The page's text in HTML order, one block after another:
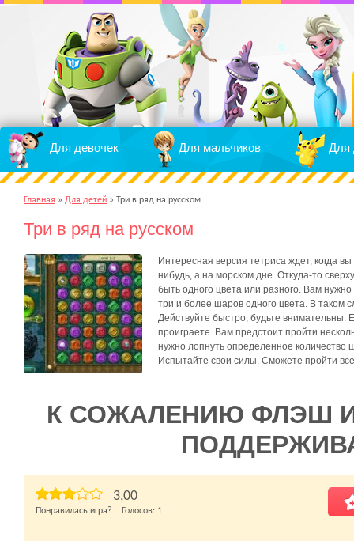
Для девочек Для мальчиков Для
Главная » Для детей » Три в ряд на русском
Три в ряд на русском
Интересная версия тетриса ждет, когда
нибудь, а на морском дне. Откуда-то
быть одного цвета или разного. Вам
три и более шаров одного цвета. В таком
Действуйте быстро, будьте
проиграете. Вам предстоит пройти
нужно лопнуть определенное количество
Испытайте свои силы. Сможете пройти
К СОЖАЛЕНИЮ ФЛЭШ
3,00
Понравилась игра? Голосов: 1